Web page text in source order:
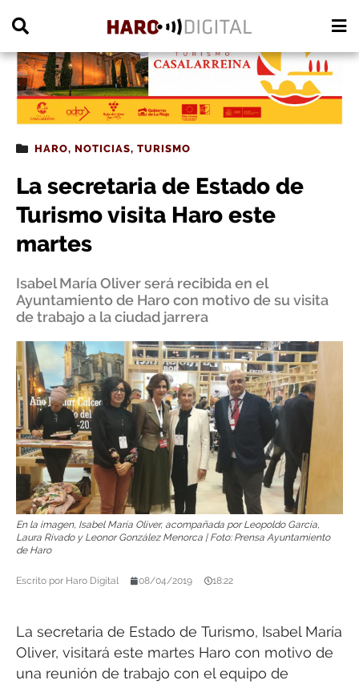
HARO, NOTICIAS, TURISMO
La secretaria de Estado de
Turismo visita Haro este
martes
Isabel María Oliver será recibida en el
Ayuntamiento de Haro con motivo de su visita
de trabajo a la ciudad jarrera
En la imagen, Isabel María Oliver, acompañada por Leopoldo García,
Laura Rivado y Leonor González Menorca | Foto: Prensa Ayuntamiento
de Haro
Escrito por Haro Digital 08/04/2019 18:22
La secretaria de Estado de Turismo, Isabel María
Oliver, visitará este martes Haro con motivo de
una reunión de trabajo con el equipo de